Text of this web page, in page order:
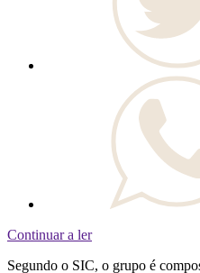
Continuar a ler
Segundo o SIC, o grupo é